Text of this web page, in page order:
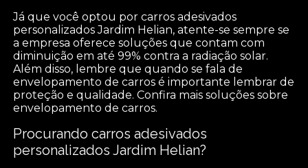
Já que você optou por carros adesivados
personalizados Jardim Helian, atente-se sempre se
a empresa oferece soluções que contam com
diminuição em até 99% contra a radiação solar.
Além disso, lembre que quando se fala de
envelopamento de carros é importante lembrar de
proteção e qualidade. Confira mais soluções sobre
envelopamento de carros.
Procurando carros adesivados
personalizados Jardim Helian?